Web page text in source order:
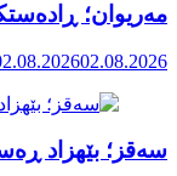
مەریوان؛
02.08.2026
سەقز؛ بێهزاد